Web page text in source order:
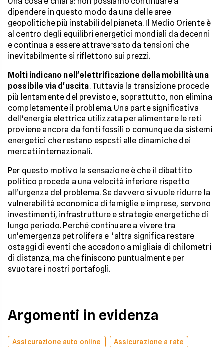
dipendere in questo modo da una delle aree
geopolitiche più instabili del pianeta. Il Medio Oriente è
al centro degli equilibri energetici mondiali da decenni
e continua a essere attraversato da tensioni che
inevitabilmente si riflettono sui prezzi.
Molti indicano nell'elettrificazione della mobilità una
possibile via d'uscita. Tuttavia la transizione procede
più lentamente del previsto e, soprattutto, non elimina
completamente il problema. Una parte significativa
dell'energia elettrica utilizzata per alimentare le reti
proviene ancora da fonti fossili o comunque da sistemi
energetici che restano esposti alle dinamiche dei
mercati internazionali.
Per questo motivo la sensazione è che il dibattito
politico proceda a una velocità inferiore rispetto
all'urgenza del problema. Se davvero si vuole ridurre la
vulnerabilità economica di famiglie e imprese, servono
investimenti, infrastrutture e strategie energetiche di
lungo periodo. Perché continuare a vivere tra
un'emergenza petrolifera e l'altra significa restare
ostaggi di eventi che accadono a migliaia di chilometri
di distanza, ma che finiscono puntualmente per
svuotare i nostri portafogli.
Argomenti in evidenza
Assicurazione auto online
Assicurazione a rate